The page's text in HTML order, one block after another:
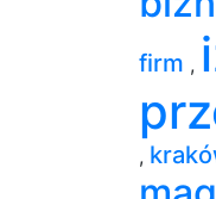
firm ,
,